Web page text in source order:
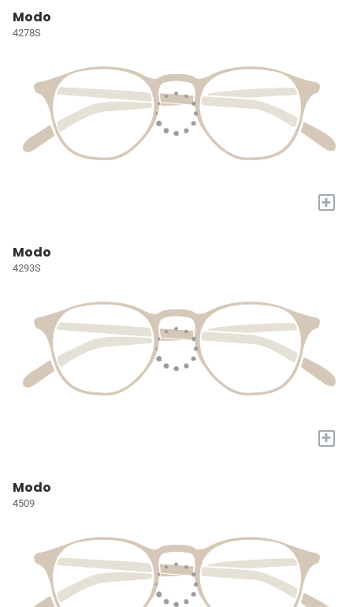
Modo
4278S
+
Modo
4293S
+
Modo
4509